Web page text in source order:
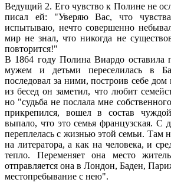
Ведущий 2. Его чувство к Полине не
писал ей: "Уверяю Вас, что
испытываю, нечто совершенно
мир не знал, что никогда не
повторится!"
В 1864 году Полина Виардо оставила
мужем и детьми переселилась в
последовал за ними, построив себе дом
из бесед он заметил, что любит
но "судьба не послала мне
прикрепился, вошел в состав
выпало, что это семья французская. С
переплелась с жизнью этой семьи. Там
на литератора, а как на человека, и
тепло. Переменяет она место
отправляется она в Лондон, Баден,
местопребывание с нею".